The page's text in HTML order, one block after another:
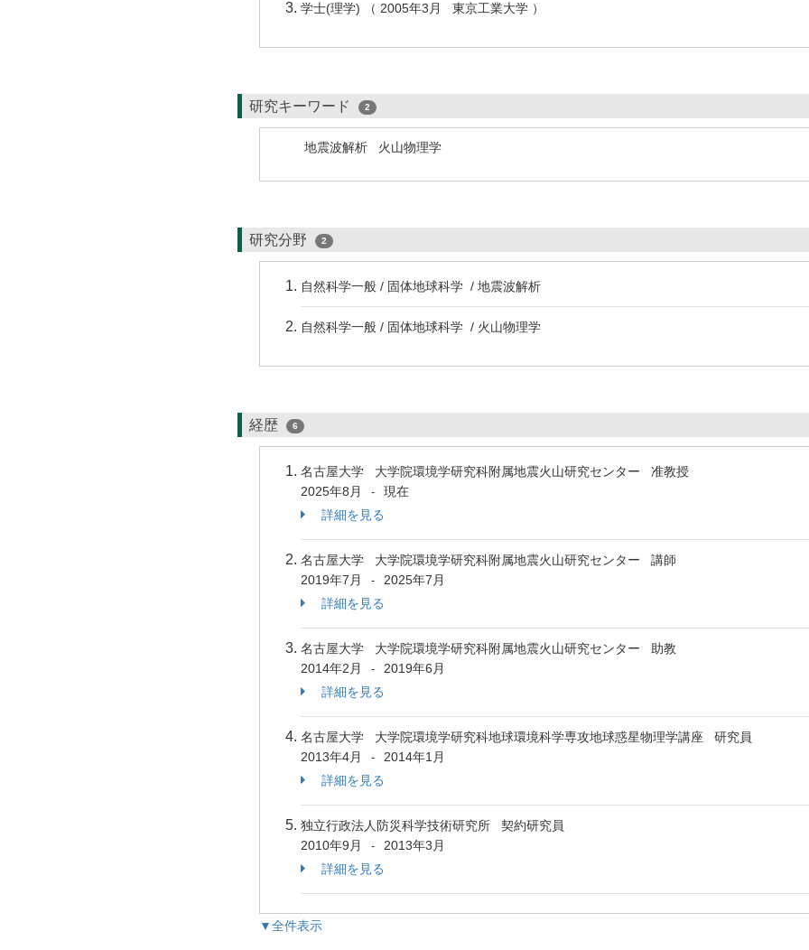
学士(理学) （ 2005年3月 東京工業大学 ）
研究キーワード 2
地震波解析 火山物理学
研究分野 2
自然科学一般 / 固体地球科学 / 地震波解析
自然科学一般 / 固体地球科学 / 火山物理学
経歴 6
名古屋大学 大学院環境学研究科附属地震火山研究センター 准教授
2025年8月
-
現在
詳細を見る
名古屋大学 大学院環境学研究科附属地震火山研究センター 講師
2019年7月
-
2025年7月
詳細を見る
名古屋大学 大学院環境学研究科附属地震火山研究センター 助教
2014年2月
-
2019年6月
詳細を見る
名古屋大学 大学院環境学研究科地球環境科学専攻地球惑星物理学講座 研究員
2013年4月
-
2014年1月
詳細を見る
独立行政法人防災科学技術研究所 契約研究員
2010年9月
-
2013年3月
詳細を見る
▼全件表示